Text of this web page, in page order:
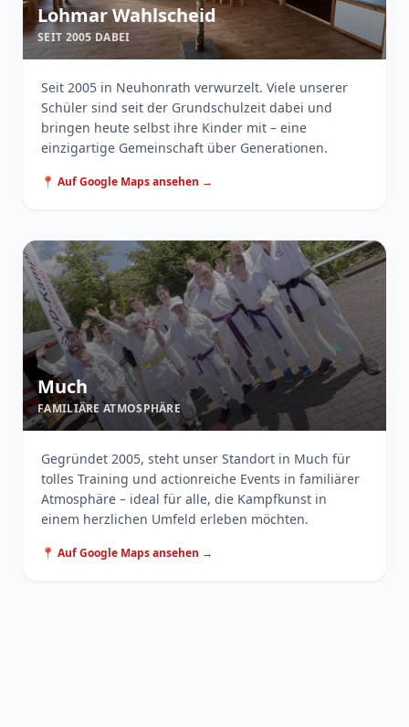
Lohmar Wahlscheid
SEIT 2005 DABEI
Seit 2005 in Neuhonrath verwurzelt. Viele unserer
Schüler sind seit der Grundschulzeit dabei und
bringen heute selbst ihre Kinder mit – eine
einzigartige Gemeinschaft über Generationen.
📍 Auf Google Maps ansehen →
Much
FAMILIÄRE ATMOSPHÄRE
Gegründet 2005, steht unser Standort in Much für
tolles Training und actionreiche Events in familiärer
Atmosphäre – ideal für alle, die Kampfkunst in
einem herzlichen Umfeld erleben möchten.
📍 Auf Google Maps ansehen →